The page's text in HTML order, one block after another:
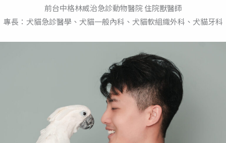
前台中格林威治急診動物醫院 住院獸醫師
專長：犬貓急診醫學、犬貓一般內科、犬貓軟組織外科、犬貓牙科